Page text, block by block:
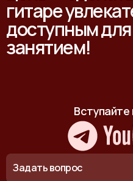
гитаре
доступным
занятием!
Задать вопрос